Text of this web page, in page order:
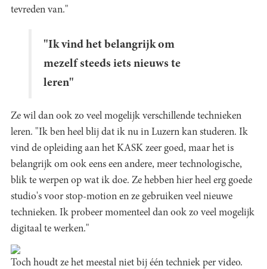
tevreden van."
"Ik vind het belangrijk om
mezelf steeds iets nieuws te
leren"
Ze wil dan ook zo veel mogelijk verschillende technieken
leren. "Ik ben heel blij dat ik nu in Luzern kan studeren. Ik
vind de opleiding aan het KASK zeer goed, maar het is
belangrijk om ook eens een andere, meer technologische,
blik te werpen op wat ik doe. Ze hebben hier heel erg goede
studio's voor stop-motion en ze gebruiken veel nieuwe
technieken. Ik probeer momenteel dan ook zo veel mogelijk
digitaal te werken."
Toch houdt ze het meestal niet bij één techniek per video.